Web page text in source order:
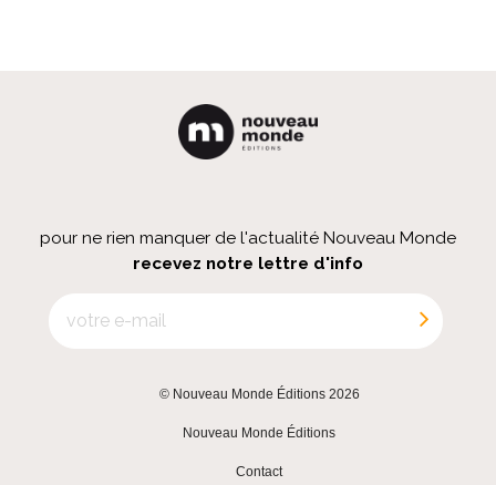
pour ne rien manquer de l'actualité Nouveau Monde
recevez notre lettre d'info
© Nouveau Monde Éditions 2026
Nouveau Monde Éditions
Contact